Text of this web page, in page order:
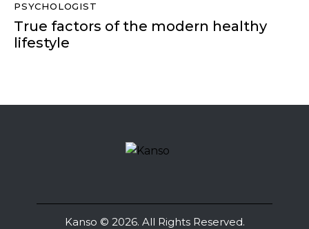
PSYCHOLOGIST
True factors of the modern healthy
lifestyle
Kanso © 2026. All Rights Reserved.